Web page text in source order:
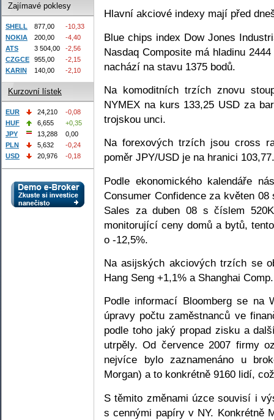
Hlavní akciové indexy mají před
Blue chips index Dow Jones
Nasdaq Composite má hladinu
nachází na stavu 1375 bodů.
Na komoditních trzích znovu
NYMEX na kurs 133,25 USD za
trojskou unci.
Na forexových trzích jsou cross
poměr JPY/USD je na hranici 103,77.
Podle ekonomického kalendáře
Consumer Confidence za květen
Sales za duben 08 s číslem
monitorující ceny domů a bytů,
o -12,5%.
Na asijských akciových trzích se
Hang Seng +1,1% a Shanghai
Podle informací Bloomberg se na
úpravy počtu zaměstnanců ve
podle toho jaký propad zisku a
utrpěly. Od července 2007 firmy
nejvíce bylo zaznamenáno u
Morgan) a to konkrétně 9160 lidí,
S těmito změnami úzce souvisí i
s cennými papíry v NY. Konkrétně
Zajímavé poklesy
SHELL 877,00
-10,33
NOKIA
200,00
-4,40
ATS
3 504,00
-2,56
CZGCE
955,00
-2,15
KARIN
140,00 -2,10
Kurzovní lístek
EUR 24,210
-0,08
HUF
6,655
+0,35
JPY
13,288
0,00
PLN
5,632
-0,24
USD
20,976 -0,18